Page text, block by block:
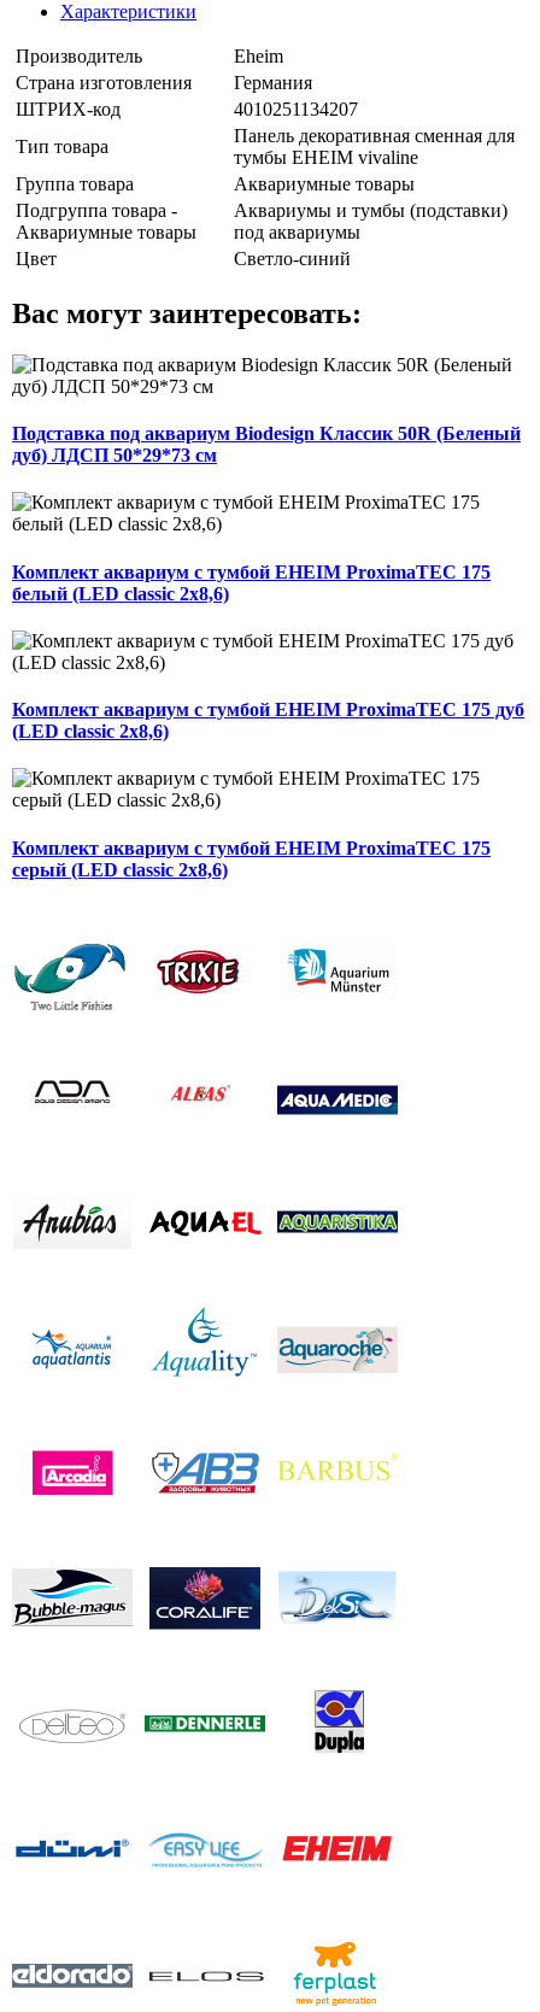
Характеристики
Производитель
Eheim
Страна изготовления
Германия
ШТРИХ-код
4010251134207
Тип товара
Панель декоративная сменная для
тумбы EHEIM vivaline
Группа товара
Аквариумные товары
Подгруппа товара -
Аквариумные товары
Аквариумы и тумбы (подставки)
под аквариумы
Цвет
Светло-синий
Вас могут заинтересовать:
Подставка под аквариум Biodesign Классик 50R (Беленый
дуб) ЛДСП 50*29*73 см
Комплект аквариум с тумбой EHEIM ProximaTEC 175
белый (LED classic 2x8,6)
Комплект аквариум с тумбой EHEIM ProximaTEC 175 дуб
(LED classic 2x8,6)
Комплект аквариум с тумбой EHEIM ProximaTEC 175
серый (LED classic 2x8,6)